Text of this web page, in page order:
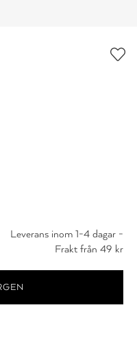
Leverans inom 1-4 dagar -
Frakt från 49 kr